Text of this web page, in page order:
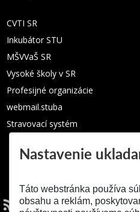
CVTI SR
Inkubátor STU
MŠVVaŠ SR
Vysoké školy v SR
Profesijné organizácie
webmail.stuba
Stravovací systém
Nastavenie
Táto webstránka používa
obsahu a reklám,